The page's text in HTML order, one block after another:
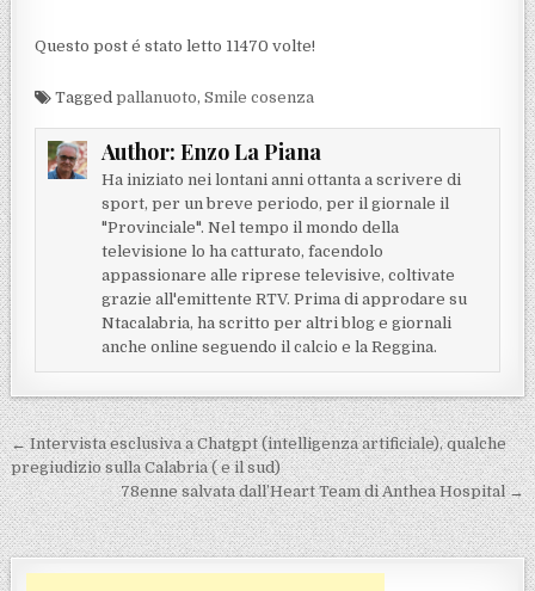
Questo post é stato letto 11470 volte!
Taggedpallanuoto,Smile cosenza
Author: Enzo La Piana
Ha iniziato nei lontani anni ottanta a scrivere di
sport, per un breve periodo, per il giornale il
"Provinciale". Nel tempo il mondo della
televisione lo ha catturato, facendolo
appassionare alle riprese televisive, coltivate
grazie all'emittente RTV. Prima di approdare su
Ntacalabria, ha scritto per altri blog e giornali
anche online seguendo il calcio e la Reggina.
Navigazione articoli
← Intervista esclusiva a Chatgpt (intelligenza artificiale), qualche
pregiudizio sulla Calabria ( e il sud)
78enne salvata dall’Heart Team di Anthea Hospital →